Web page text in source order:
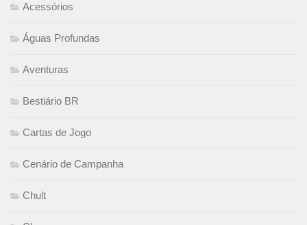
Acessórios
Águas Profundas
Aventuras
Bestiário BR
Cartas de Jogo
Cenário de Campanha
Chult